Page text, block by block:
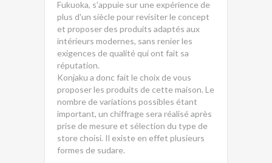
Fukuoka, s'appuie sur une expérience de
plus d'un siècle pour revisiter le concept
et proposer des produits adaptés aux
intérieurs modernes, sans renier les
exigences de qualité qui ont fait sa
réputation.
Konjaku a donc fait le choix de vous
proposer les produits de cette maison. Le
nombre de variations possibles étant
important, un chiffrage sera réalisé après
prise de mesure et sélection du type de
store choisi. Il existe en effet plusieurs
formes de sudare.